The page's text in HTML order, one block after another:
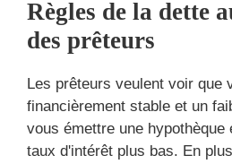
Règles de la dette
des prêteurs
Les prêteurs veulent voir que
financièrement stable et un
vous émettre une hypothèque
taux d'intérêt plus bas. En